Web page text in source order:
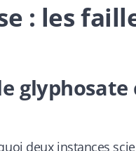
: les
deux instances